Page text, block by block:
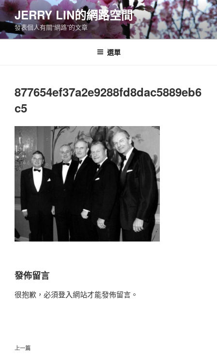
跳
至
主
要
JERRY LIN的網路空間
發表個人有關“網路”的文章
選單
877654ef37a2e9288fd8dac5889eb6
c5
發佈留言
很抱歉，必須登入網站才能發佈留言。
文
上
上一篇